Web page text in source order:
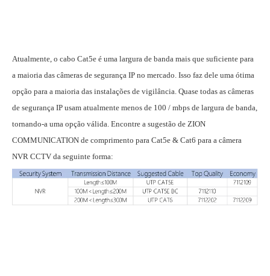
Atualmente, o cabo Cat5e é uma largura de banda mais que suficiente para
a maioria das câmeras de segurança IP no mercado. Isso faz dele uma ótima
opção para a maioria das instalações de vigilância. Quase todas as câmeras
de segurança IP usam atualmente menos de 100 / mbps de largura de banda,
tornando-a uma opção válida. Encontre a sugestão de ZION
COMMUNICATION de comprimento para Cat5e & Cat6 para a câmera
NVR CCTV da seguinte forma: